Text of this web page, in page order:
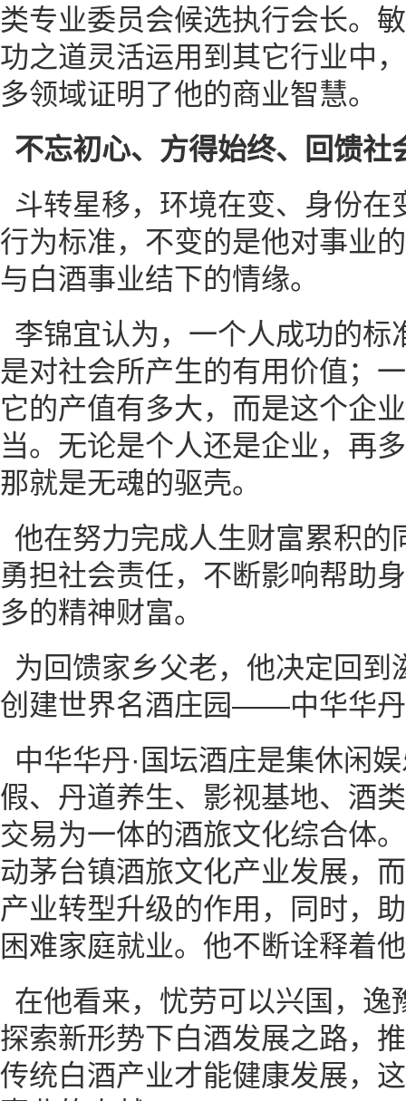
类专业委员会候选执行会长。
功之道灵活运用到其它行业中
多领域证明了他的商业智慧。
不忘初心、方得始终、回馈社
斗转星移，环境在变、身份在
行为标准，不变的是他对事业
与白酒事业结下的情缘。
李锦宜认为，一个人成功的标
是对社会所产生的有用价值；
它的产值有多大，而是这个企
当。无论是个人还是企业，再
那就是无魂的驱壳。
他在努力完成人生财富累积的
勇担社会责任，不断影响帮助
多的精神财富。
为回馈家乡父老，他决定回到
创建世界名酒庄园——中华华丹
中华华丹·国坛酒庄是集休闲
假、丹道养生、影视基地、酒
交易为一体的酒旅文化综合体
动茅台镇酒旅文化产业发展，
产业转型升级的作用，同时，
困难家庭就业。他不断诠释着
在他看来，忧劳可以兴国，逸
探索新形势下白酒发展之路，
传统白酒产业才能健康发展，